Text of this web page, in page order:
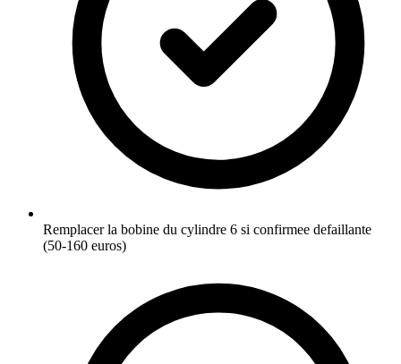
Remplacer la bobine du cylindre 6 si confirmee defaillante
(50-160 euros)